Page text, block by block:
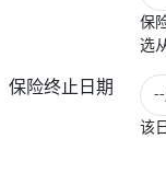
保
选
保险终止日期
该